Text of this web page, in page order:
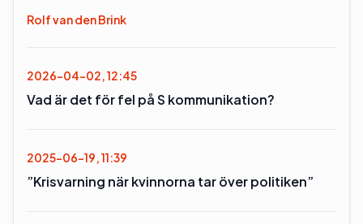
Rolf van den Brink
2026-04-02, 12:45
Vad är det för fel på S kommunikation?
2025-06-19, 11:39
”Krisvarning när kvinnorna tar över politiken”